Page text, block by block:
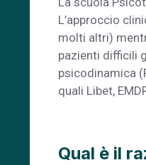
L’approccio
molti altri)
pazienti difficili
psicodinamica
quali Libet,
Qual è il